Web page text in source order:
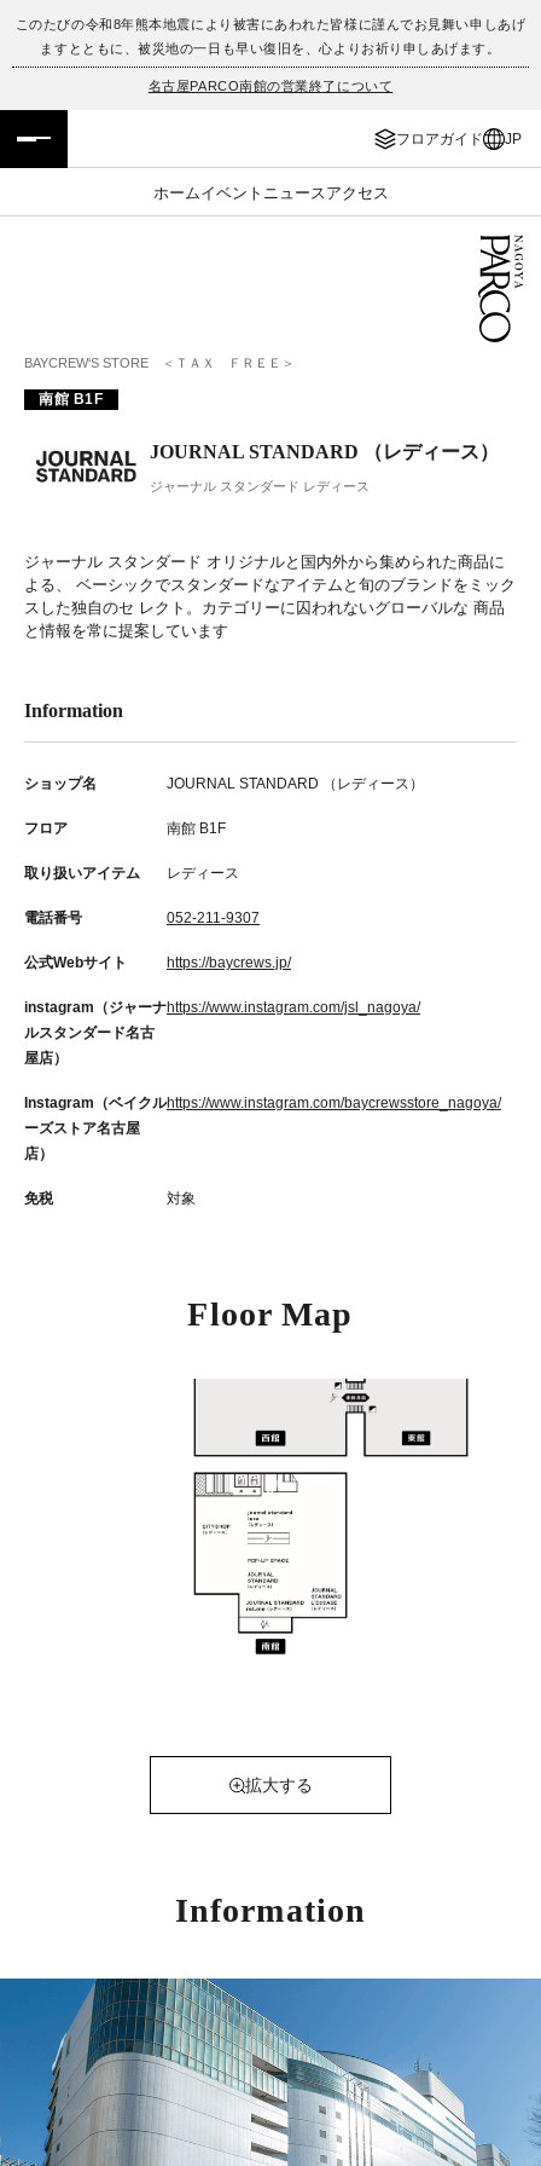
このたびの令和8年熊本地震により被害にあわれた皆様に謹んでお見舞い申しあげ
ますとともに、被災地の一日も早い復旧を、心よりお祈り申しあげます。
名古屋PARCO南館の営業終了について
フロアガイド JP
ホームイベント ニュース アクセス
フロアガイド
イベント・ポップアップ
TAX FREE
PARCOメンバーズ
ENGLISH
日本語
BAYCREW‘S STORE ＜ＴＡＸ ＦＲＥＥ＞
南館 B1F
JOURNAL STANDARD （レディース）
ジャーナル スタンダード レディース
ジャーナル スタンダード オリジナルと国内外から集められた商品に
よる、 ベーシックでスタンダードなアイテムと旬のブランドをミック
スした独自のセ レクト。カテゴリーに囚われないグローバルな 商品
と情報を常に提案しています
Information
ショップ名 JOURNAL STANDARD （レディース）
フロア 南館 B1F
取り扱いアイテム レディース
電話番号 052-211-9307
公式Webサイト https://baycrews.jp/
instagram（ジャーナ
ルスタンダード名古
屋店）
https://www.instagram.com/jsl_nagoya/
Instagram（ベイクル
ーズストア名古屋
店）
https://www.instagram.com/baycrewsstore_nagoya/
免税 対象
Floor Map
拡大する
Information